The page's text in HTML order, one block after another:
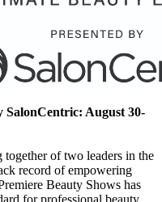
SalonCentric: August 30-
together of two leaders in the
record of empowering
Beauty Shows has